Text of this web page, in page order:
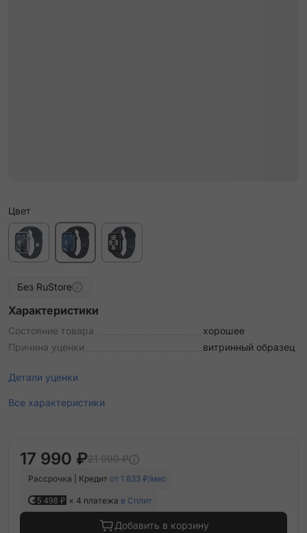
Цвет
Без RuStore
Характеристики
Состояние товара
хорошее
Причина уценки
витринный образец
Детали уценки
Все характеристики
17 990 ₽21 990 ₽
Рассрочка | Кредит от 1 833 ₽/мес
5 498 ₽ × 4 платежа в Сплит
Добавить в корзину